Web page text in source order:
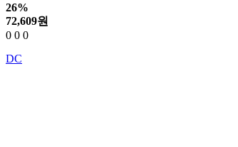
26%
72,609원
0 0 0
DC